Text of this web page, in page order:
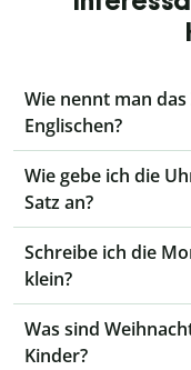
Wie nennt man
Englischen?
Wie gebe ich die
Satz an?
Schreibe ich die
klein?
Was sind
Kinder?